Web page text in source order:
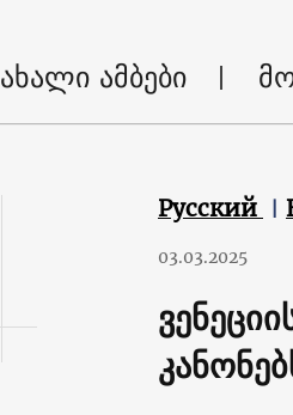
ახალი ამბები
Русский
03.03.2025